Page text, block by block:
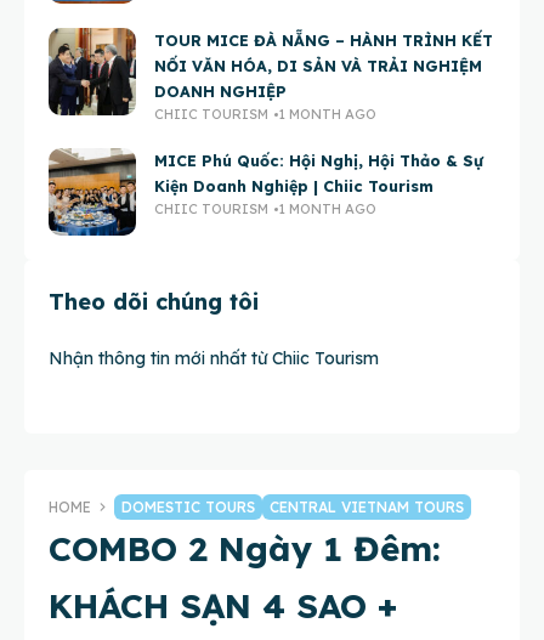
TOUR MICE ĐÀ NẴNG – HÀNH TRÌNH KẾT
NỐI VĂN HÓA, DI SẢN VÀ TRẢI NGHIỆM
DOANH NGHIỆP
CHIIC TOURISM 1 MONTH AGO
MICE Phú Quốc: Hội Nghị, Hội Thảo & Sự
Kiện Doanh Nghiệp | Chiic Tourism
CHIIC TOURISM 1 MONTH AGO
Theo dõi chúng tôi
Nhận thông tin mới nhất từ Chiic Tourism
HOME DOMESTIC TOURS CENTRAL VIETNAM TOURS
COMBO 2 Ngày 1 Đêm:
KHÁCH SẠN 4 SAO +